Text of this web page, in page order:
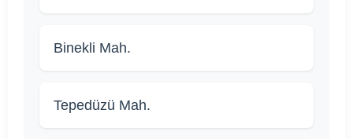
Binekli Mah.
Tepedüzü Mah.